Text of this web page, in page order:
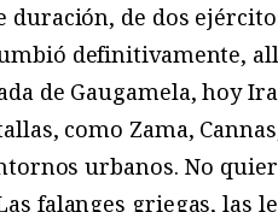
duración, de dos
definitivamente,
de Gaugamela, hoy
como Zama,
urbanos. No
falanges griegas, las